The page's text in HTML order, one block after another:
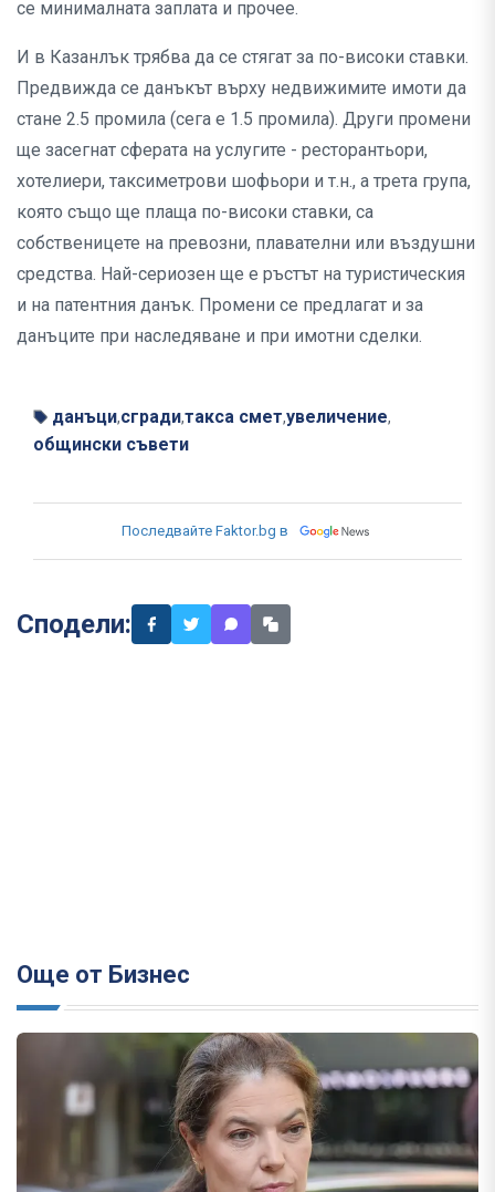
се минималната заплата и прочее.
И в Казанлък трябва да се стягат за по-високи ставки.
Предвижда се данъкът върху недвижимите имоти да
стане 2.5 промила (сега е 1.5 промила). Други промени
ще засегнат сферата на услугите - ресторантьори,
хотелиери, таксиметрови шофьори и т.н., а трета група,
която също ще плаща по-високи ставки, са
собственицете на превозни, плавателни или въздушни
средства. Най-сериозен ще е ръстът на туристическия
и на патентния данък. Промени се предлагат и за
данъците при наследяване и при имотни сделки.
данъци,сгради,такса смет,увеличение,
общински съвети
Последвайте Faktor.bg в
Сподели:
Още от Бизнес